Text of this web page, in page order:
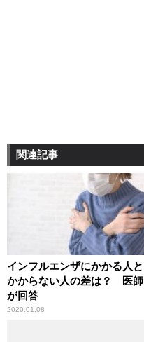
関連記事
インフルエンザにかかる人と
かからない人の差は？ 医師
が回答
2020.01.08